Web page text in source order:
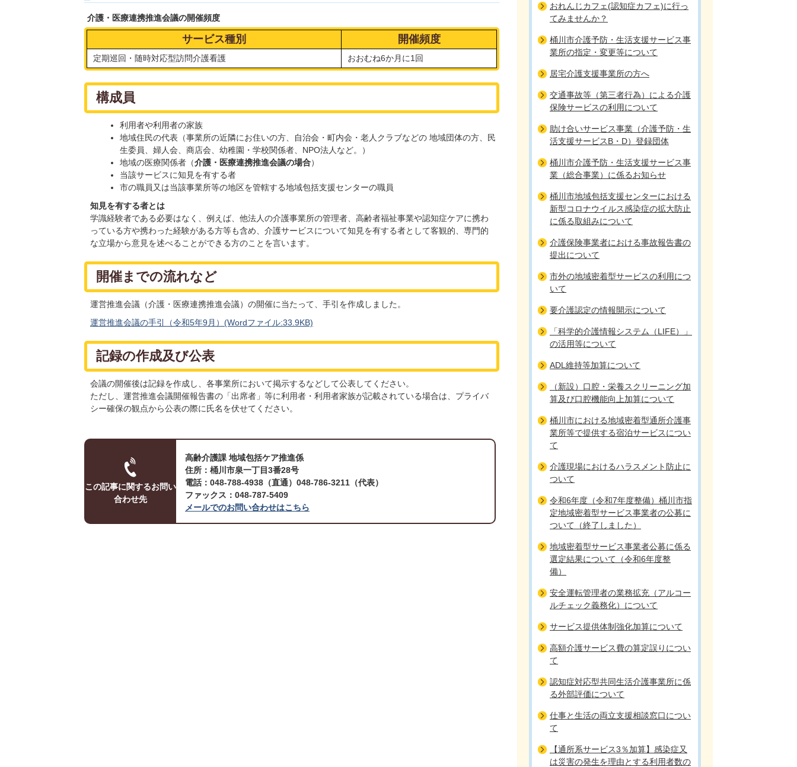
介護・医療連携推進会議の開催頻度
サービス種別 開催頻度
定期巡回・随時対応型訪問介護看護 おおむね6か月に1回
構成員
利用者や利用者の家族
地域住民の代表（事業所の近隣にお住いの方、自治会・町内会・老人クラブなどの 地域団体の方、民
生委員、婦人会、商店会、幼稚園・学校関係者、NPO法人など。）
地域の医療関係者（介護・医療連携推進会議の場合）
当該サービスに知見を有する者
市の職員又は当該事業所等の地区を管轄する地域包括支援センターの職員
知見を有する者とは
学識経験者である必要はなく、例えば、他法人の介護事業所の管理者、高齢者福祉事業や認知症ケアに携わ
っている方や携わった経験がある方等も含め、介護サービスについて知見を有する者として客観的、専門的
な立場から意見を述べることができる方のことを言います。
開催までの流れなど
運営推進会議（介護・医療連携推進会議）の開催に当たって、手引を作成しました。
運営推進会議の手引（令和5年9月）(Wordファイル:33.9KB)
記録の作成及び公表
会議の開催後は記録を作成し、各事業所において掲示するなどして公表してください。
ただし、運営推進会議開催報告書の「出席者」等に利用者・利用者家族が記載されている場合は、プライバ
シー確保の観点から公表の際に氏名を伏せてください。
この記事に関するお問い
合わせ先
高齢介護課 地域包括ケア推進係
住所：桶川市泉一丁目3番28号
電話：048-788-4938（直通）048-786-3211（代表）
ファックス：048-787-5409
メールでのお問い合わせはこちら
おれんじカフェ(認知症カフェ)に行っ
てみませんか？
桶川市介護予防・生活支援サービス事
業所の指定・変更等について
居宅介護支援事業所の方へ
交通事故等（第三者行為）による介護
保険サービスの利用について
助け合いサービス事業（介護予防・生
活支援サービスB・D）登録団体
桶川市介護予防・生活支援サービス事
業（総合事業）に係るお知らせ
桶川市地域包括支援センターにおける
新型コロナウイルス感染症の拡大防止
に係る取組みについて
介護保険事業者における事故報告書の
提出について
市外の地域密着型サービスの利用につ
いて
要介護認定の情報開示について
「科学的介護情報システム（LIFE）」
の活用等について
ADL維持等加算について
（新設）口腔・栄養スクリーニング加
算及び口腔機能向上加算について
桶川市における地域密着型通所介護事
業所等で提供する宿泊サービスについ
て
介護現場におけるハラスメント防止に
ついて
令和6年度（令和7年度整備）桶川市指
定地域密着型サービス事業者の公募に
ついて（終了しました）
地域密着型サービス事業者公募に係る
選定結果について（令和6年度整
備）
安全運転管理者の業務拡充（アルコー
ルチェック義務化）について
サービス提供体制強化加算について
高額介護サービス費の算定誤りについ
て
認知症対応型共同生活介護事業所に係
る外部評価について
仕事と生活の両立支援相談窓口につい
て
【通所系サービス3％加算】感染症又
は災害の発生を理由とする利用者数の